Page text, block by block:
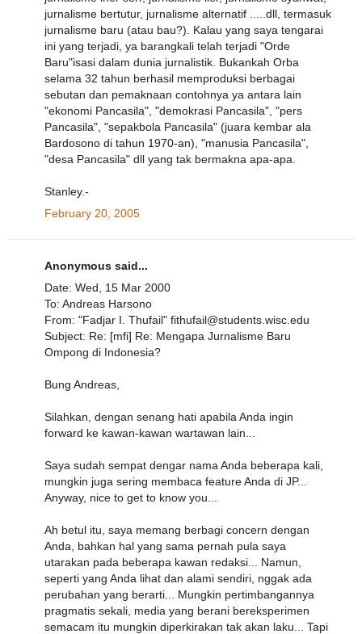
jurnalisme bertutur, jurnalisme alternatif .....dll, termasuk
jurnalisme baru (atau bau?). Kalau yang saya tengarai
ini yang terjadi, ya barangkali telah terjadi "Orde
Baru"isasi dalam dunia jurnalistik. Bukankah Orba
selama 32 tahun berhasil memproduksi berbagai
sebutan dan pemaknaan contohnya ya antara lain
"ekonomi Pancasila", "demokrasi Pancasila", "pers
Pancasila", "sepakbola Pancasila" (juara kembar ala
Bardosono di tahun 1970-an), "manusia Pancasila",
"desa Pancasila" dll yang tak bermakna apa-apa.
Stanley.-
February 20, 2005
Anonymous said...
Date: Wed, 15 Mar 2000
To: Andreas Harsono
From: "Fadjar I. Thufail" fithufail@students.wisc.edu
Subject: Re: [mfi] Re: Mengapa Jurnalisme Baru
Ompong di Indonesia?
Bung Andreas,
Silahkan, dengan senang hati apabila Anda ingin
forward ke kawan-kawan wartawan lain...
Saya sudah sempat dengar nama Anda beberapa kali,
mungkin juga sering membaca feature Anda di JP...
Anyway, nice to get to know you...
Ah betul itu, saya memang berbagi concern dengan
Anda, bahkan hal yang sama pernah pula saya
utarakan pada beberapa kawan redaksi... Namun,
seperti yang Anda lihat dan alami sendiri, nggak ada
perubahan yang berarti... Mungkin pertimbangannya
pragmatis sekali, media yang berani bereksperimen
semacam itu mungkin diperkirakan tak akan laku... Tapi